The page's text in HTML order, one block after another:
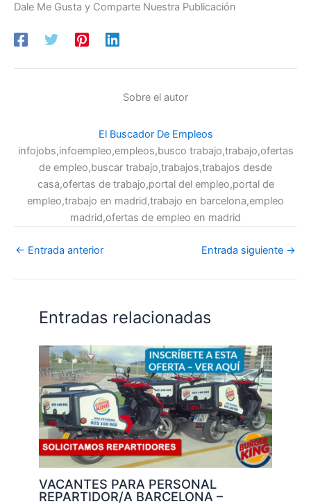
Dale Me Gusta y Comparte Nuestra Publicación
Sobre el autor
El Buscador De Empleos
infojobs,infoempleo,empleos,busco trabajo,trabajo,ofertas
de empleo,buscar trabajo,trabajos,trabajos desde
casa,ofertas de trabajo,portal del empleo,portal de
empleo,trabajo en madrid,trabajo en barcelona,empleo
madrid,ofertas de empleo en madrid
← Entrada anterior Entrada siguiente →
Entradas relacionadas
VACANTES PARA PERSONAL
REPARTIDOR/A BARCELONA –